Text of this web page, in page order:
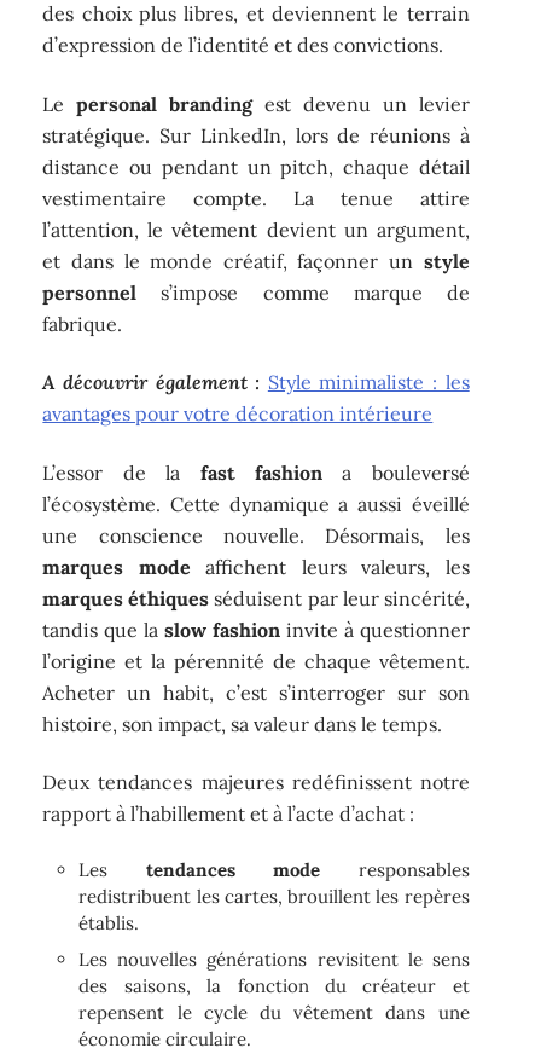
des choix plus libres, et deviennent le terrain
d’expression de l’identité et des convictions.
Lepersonal brandingest devenu un levier
stratégique. Sur LinkedIn, lors de réunions à
distance ou pendant un pitch, chaque détail
vestimentaire compte. La tenue attire
l’attention, le vêtement devient un argument,
et dans le monde créatif, façonner un style
personnel s’impose comme marque de
fabrique.
A découvrir également : Style minimaliste : les
avantages pour votre décoration intérieure
L’essor de la fast fashiona bouleversé
l’écosystème. Cette dynamique a aussi éveillé
une conscience nouvelle. Désormais, les
marques mode affichent leurs valeurs, les
marques éthiques séduisent par leur sincérité,
tandis que laslow fashioninvite à questionner
l’origine et la pérennité de chaque vêtement.
Acheter un habit, c’est s’interroger sur son
histoire, son impact, sa valeur dans le temps.
Deux tendances majeures redéfinissent notre
rapport à l’habillement et à l’acte d’achat :
Les tendances mode responsables
redistribuent les cartes, brouillent les repères
établis.
Les nouvelles générations revisitent le sens
des saisons, la fonction du créateur et
repensent le cycle du vêtement dans une
économie circulaire.